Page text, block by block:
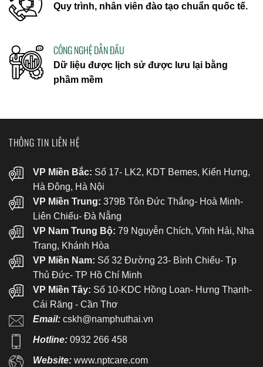
Quy trình, nhân viên đào tạo chuẩn quốc tế.
CÔNG NGHỆ DẪN ĐẦU
Dữ liệu được lịch sử được lưu lại bằng
phầm mềm
THÔNG TIN LIÊN HỆ
VP Miền Bắc: Số 17- LK2, KDT Bemes, Kiến Hưng,
Hà Đông, Hà Nội
VP Miền Trung: 379B Tôn Đức Thắng- Hoà Minh-
Liên Chiểu- Đà Nẵng
VP Nam Trung Bộ: 79 Nguyễn Chích, Vĩnh Hải, Nha
Trang, Khánh Hòa
VP Miền Nam: Số 32 Đường 23- Bình Chiểu- Tp
Thủ Đức- TP Hồ Chí Minh
VP Miền Tây: Số 10-KDC Hồng Loan- Hưng Thạnh-
Cái Răng - Cần Thơ
Email: cskh@namphuthai.vn
Hotline: 0932 266 458
Website:www.nptcare.com